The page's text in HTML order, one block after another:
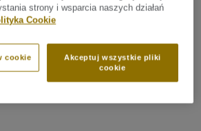
PJ 30 SA
profile niwelujące (PJ) to trójkątne
klej, które pozwalają na
wykładziny i stworzenie płynnego
wodoszczelność łączenia
strony i wsparcia naszych działań
Cookie
Akceptuj wszystkie pliki
cookie
cookie